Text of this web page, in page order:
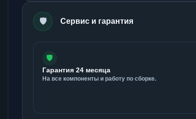
🛡️ Сервис и гарантия
🛡️
Гарантия 24 месяца
На все компоненты и работу по сборке.